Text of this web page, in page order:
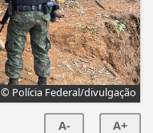
© Polícia Federal/divulgação
A- A+